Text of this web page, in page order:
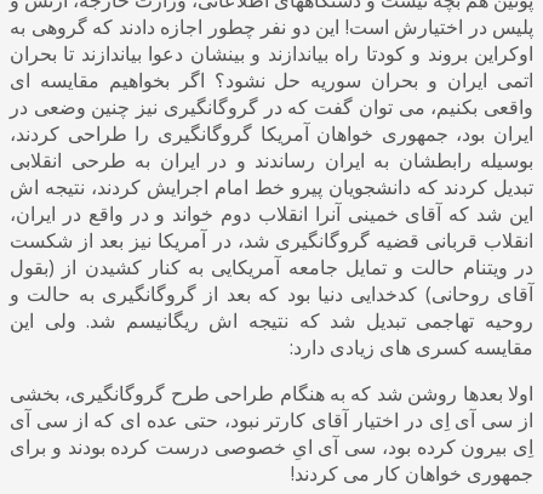
پلیس در اختیارش است! این دو نفر چطور اجازه دادند که گروهی به
اوکراین بروند و کودتا راه بیاندازند و بینشان دعوا بیاندازند تا بحران
اتمی ایران و بحران سوریه حل نشود؟ اگر بخواهیم مقایسه ای
واقعی بکنیم، می توان گفت که در گروگانگیری نیز چنین وضعی در
ایران بود، جمهوری خواهان آمریکا گروگانگیری را طراحی کردند،
بوسیله رابطشان به ایران رساندند و در ایران به طرحی انقلابی
تبدیل کردند که دانشجویان پیرو خط امام اجرایش کردند، نتیجه اش
این شد که آقای خمینی آنرا انقلاب دوم خواند و در واقع در ایران،
انقلاب قربانی قضیه گروگانگیری شد، در آمریکا نیز بعد از شکست
در ویتنام حالت و تمایل جامعه آمریکایی به کنار کشیدن از (بقول
آقای روحانی) کدخدایی دنیا بود که بعد از گروگانگیری به حالت و
روحیه تهاجمی تبدیل شد که نتیجه اش ریگانیسم شد. ولی این
مقایسه کسری های زیادی دارد:
اولا بعدها روشن شد که به هنگام طراحی طرح گروگانگیری، بخشی
از سی آی اِی در اختیار آقای کارتر نبود، حتی عده ای که از سی آی
اِی بیرون کرده بود، سی آی ایِ خصوصی درست کرده بودند و برای
جمهوری خواهان کار می کردند!